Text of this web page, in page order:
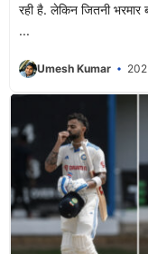
रही है. लेकिन जितनी भरमार
...
Umesh Kumar